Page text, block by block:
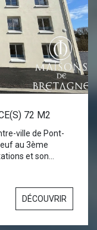
bien est exposé
72 M2
ville de Pont-
au 3ème
et son
une cuisine avec
une salle de
et vasque.
par une
DÉCOUVRIR